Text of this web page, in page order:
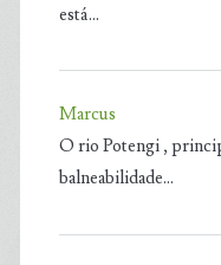
está…
Marcus
O rio Potengi ,
balneabilidade…